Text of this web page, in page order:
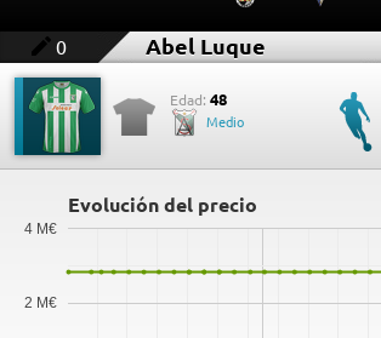
0 Abel Luque
Edad: 48
Medio
Evolución del precio
2 M€
4 M€